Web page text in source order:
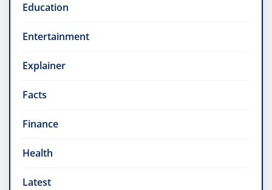
Education
Entertainment
Explainer
Facts
Finance
Health
Latest